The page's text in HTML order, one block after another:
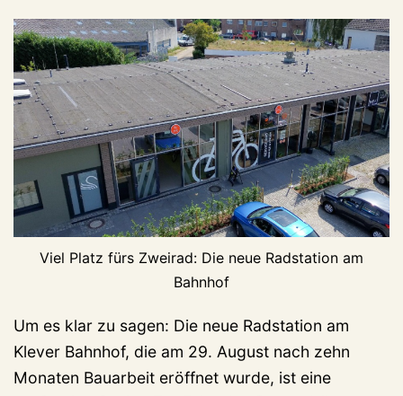
Viel Platz fürs Zweirad: Die neue Radstation am
Bahnhof
Um es klar zu sagen: Die neue Radstation am
Klever Bahnhof, die am 29. August nach zehn
Monaten Bauarbeit eröffnet wurde, ist eine